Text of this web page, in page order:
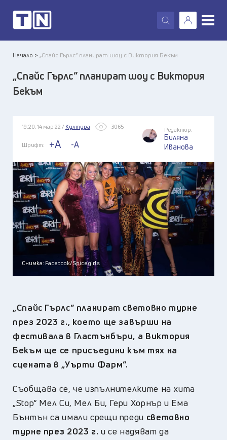
X
Начало >„Спайс Гърлс” планират шоу с Виктория Бекъм
„Спайс Гърлс” планират шоу с Виктория
Бекъм
19:20, 14 мар 22 / Култура 3065
Шрифт: +A -A
Редактор:
Биляна
Иванова
Снимка: Facebook/Spice girls
„Спайс Гърлс” планират световно турне
през 2023 г., което ще завърши на
фестивала в Гластънбъри, а Виктория
Бекъм ще се присъедини към тях на
сцената в „Уърти Фарм”.
Съобщава се, че изпълнителките на хита
„Stop“ Мел Си, Мел Би, Гери Хорнър и Ема
Бънтън са имали срещи преди световно
турне през 2023 г. и се надяват да